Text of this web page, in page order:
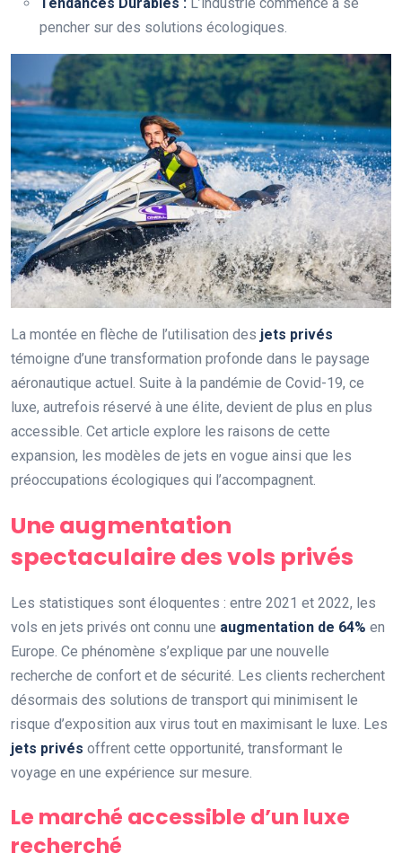
pencher sur des solutions écologiques.
La montée en flèche de l’utilisation des jets privés
témoigne d’une transformation profonde dans le paysage
aéronautique actuel. Suite à la pandémie de Covid-19, ce
luxe, autrefois réservé à une élite, devient de plus en plus
accessible. Cet article explore les raisons de cette
expansion, les modèles de jets en vogue ainsi que les
préoccupations écologiques qui l’accompagnent.
Une augmentation
spectaculaire des vols privés
Les statistiques sont éloquentes : entre 2021 et 2022, les
vols en jets privés ont connu une augmentation de 64% en
Europe. Ce phénomène s’explique par une nouvelle
recherche de confort et de sécurité. Les clients recherchent
désormais des solutions de transport qui minimisent le
risque d’exposition aux virus tout en maximisant le luxe. Les
jets privés offrent cette opportunité, transformant le
voyage en une expérience sur mesure.
Le marché accessible d’un luxe
recherché